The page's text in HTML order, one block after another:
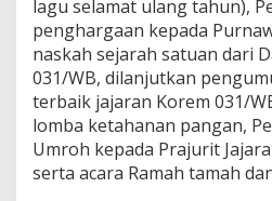
lagu selamat ulang tahun),
penghargaan kepada
naskah sejarah satuan dari
031/WB, dilanjutkan
terbaik jajaran Korem 031/
lomba ketahanan pangan,
Umroh kepada Prajurit
serta acara Ramah tamah